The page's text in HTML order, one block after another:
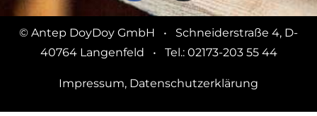
© Antep DoyDoy GmbH • Schneiderstraße 4, D-
40764 Langenfeld • Tel.: 02173-203 55 44
Impressum, Datenschutzerklärung